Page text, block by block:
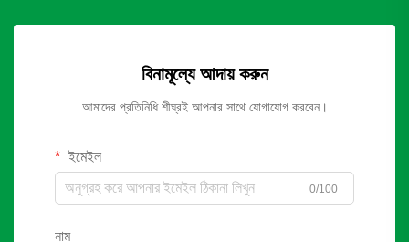
বিনামূল্যে আদায় করুন
আমাদের প্রতিনিধি শীঘ্রই আপনার সাথে যোগাযোগ করবেন।
ইমেইল
0/100
নাম